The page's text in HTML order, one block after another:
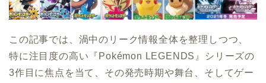
この記事では、渦中のリーク情報全体を整理しつつ、
特に注目度の高い『Pokémon LEGENDS』シリーズの
3作目に焦点を当て、その発売時期や舞台、そしてゲー